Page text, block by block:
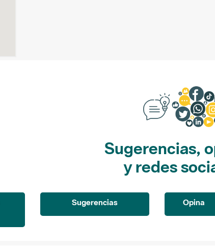
Sugerencias,
y redes
Sugerencias Opina